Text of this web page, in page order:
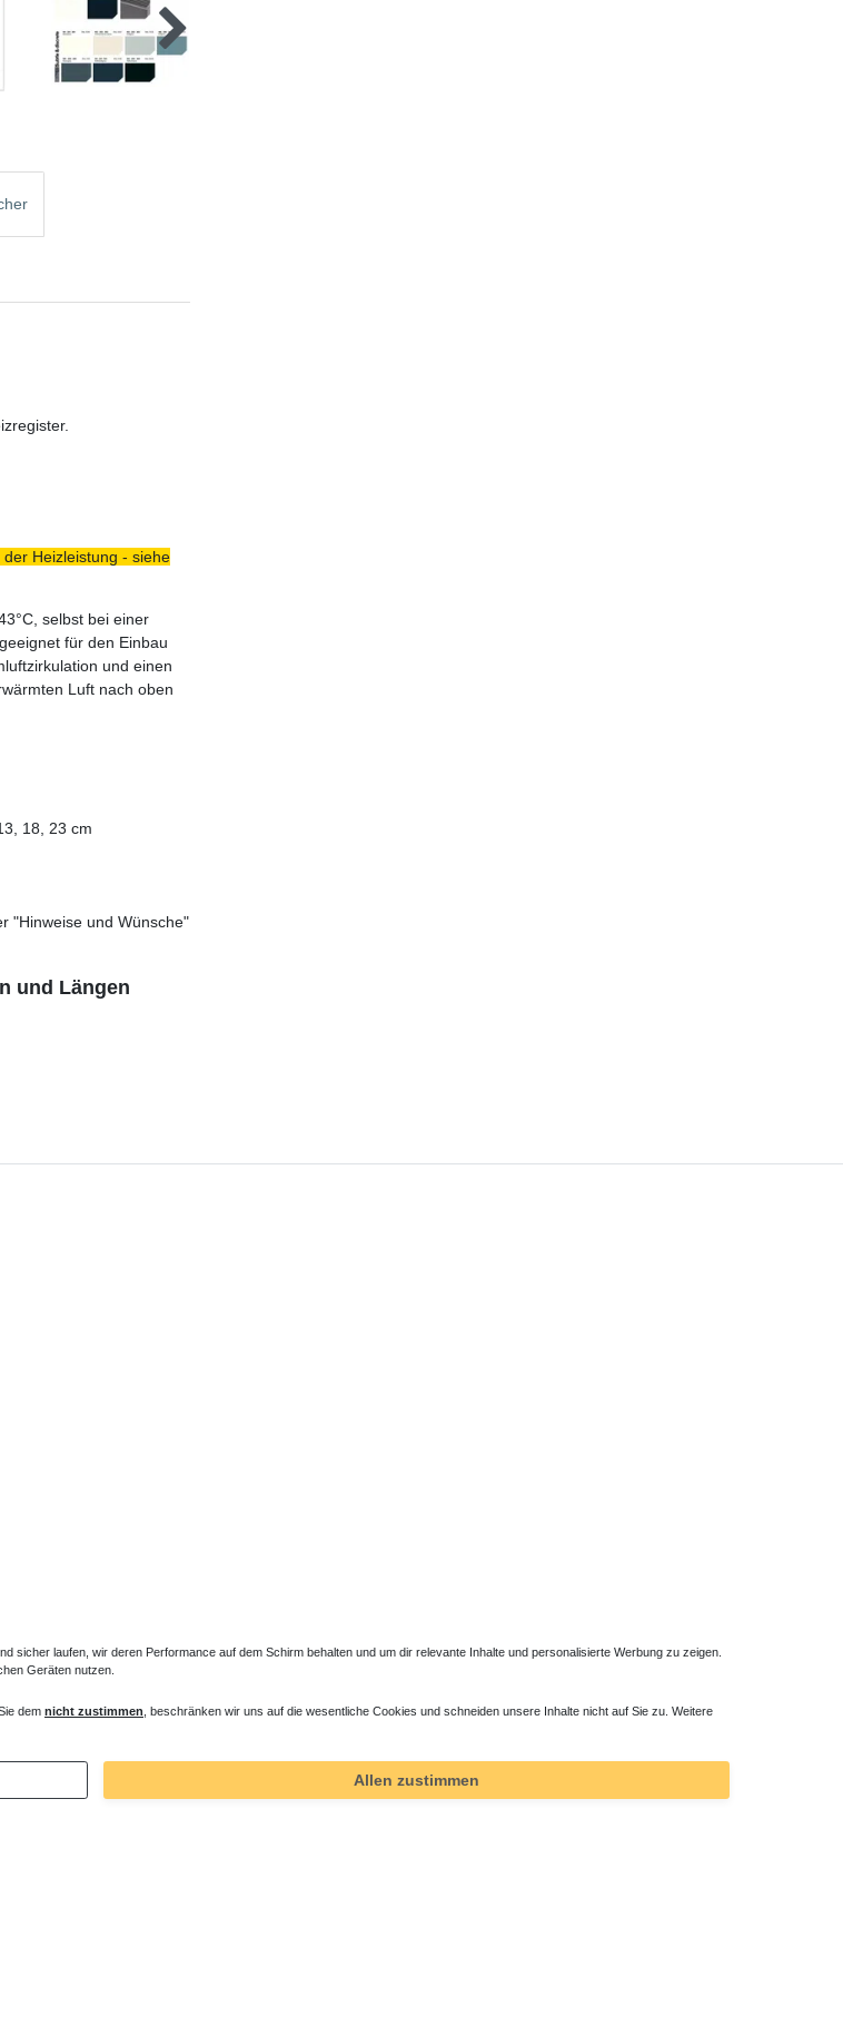
Heizleistung - siehe
selbst bei einer
für den Einbau
und einen
Luft nach oben
18, 23 cm
"Hinweise und Wünsche"
und Längen
Verlängerter Entlüfter für Heizkörper
43,00 € *
sicher laufen, wir deren Performance auf dem Schirm behalten und um dir relevante Inhalte und personalisierte Werbung zu zeigen.
Geräten nutzen.
dem nicht zustimmen , beschränken wir uns auf die wesentliche Cookies und schneiden unsere Inhalte nicht auf Sie zu. Weitere
Allen zustimmen